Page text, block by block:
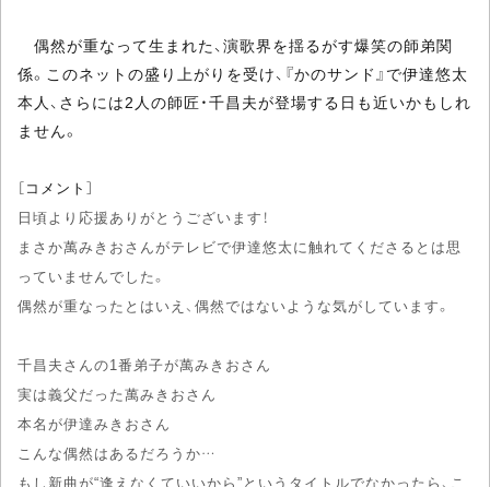
偶然が重なって生まれた、演歌界を揺るがす爆笑の師弟関
係。このネットの盛り上がりを受け、『かのサンド』で伊達悠太
本人、さらには2人の師匠・千昌夫が登場する日も近いかもしれ
ません。
［コメント］
日頃より応援ありがとうございます！
まさか萬みきおさんがテレビで伊達悠太に触れてくださるとは思
っていませんでした。
偶然が重なったとはいえ、偶然ではないような気がしています。
千昌夫さんの1番弟子が萬みきおさん
実は義父だった萬みきおさん
本名が伊達みきおさん
こんな偶然はあるだろうか…
もし新曲が“逢えなくていいから”というタイトルでなかったら、こ